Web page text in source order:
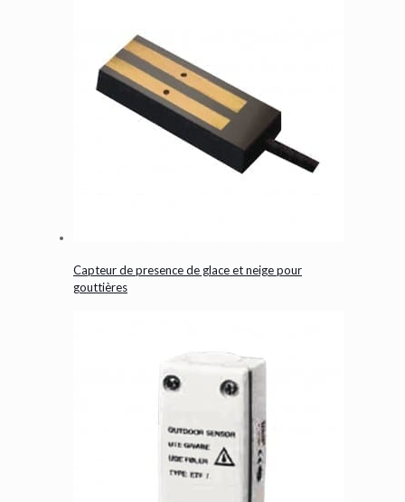
Capteur de presence de glace et neige pour
gouttières